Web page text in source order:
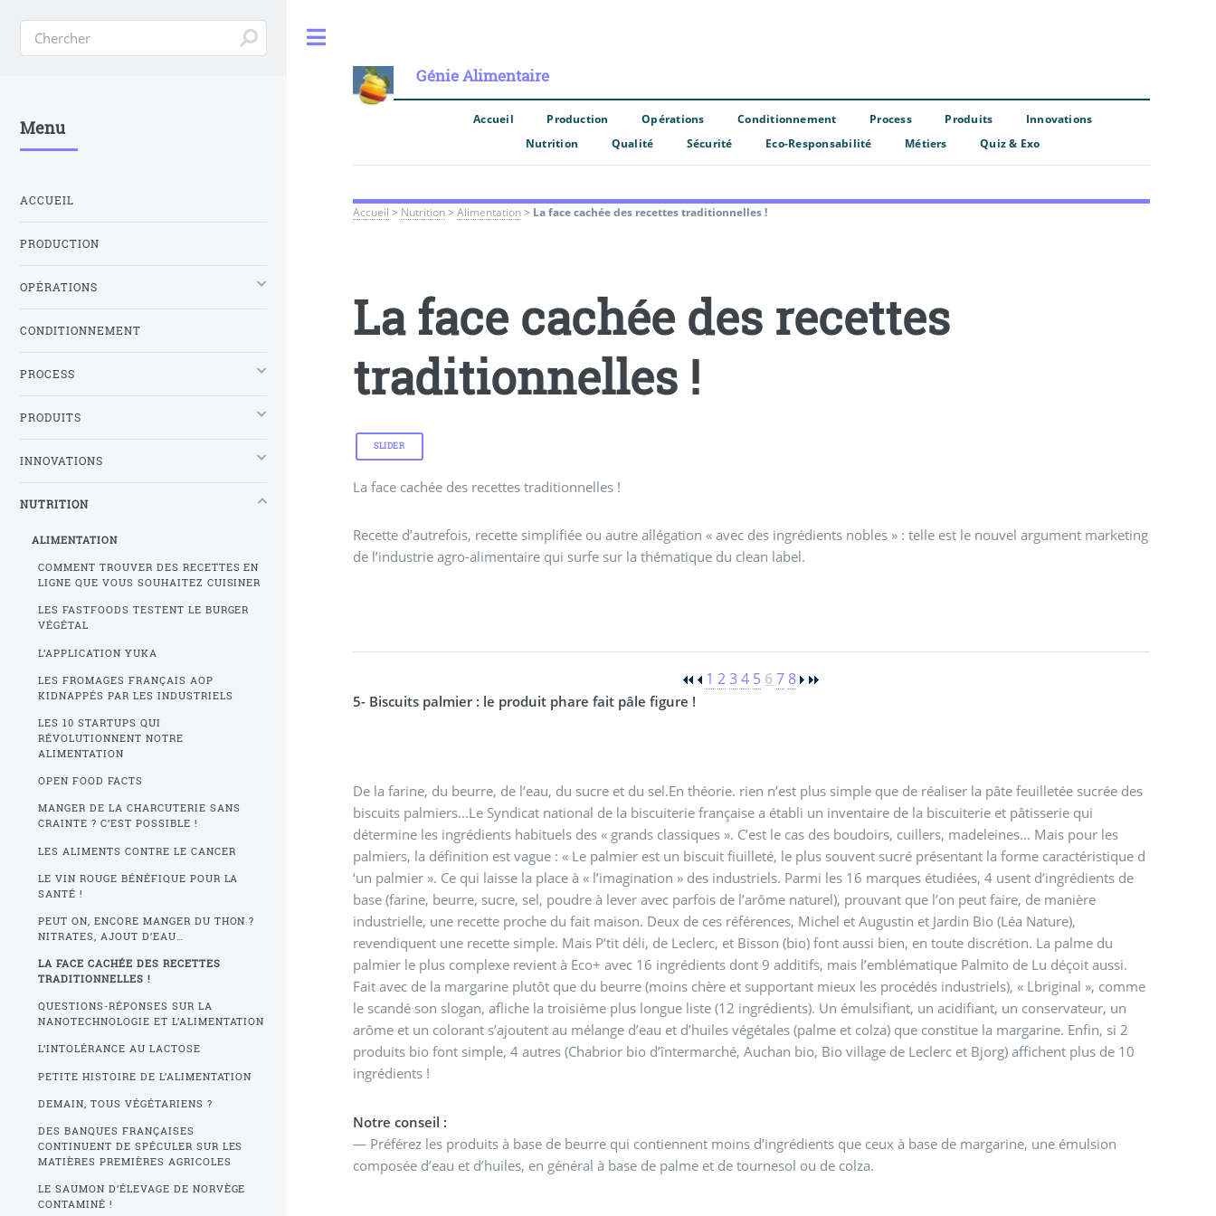
Génie Alimentaire
Accueil Production Opérations Conditionnement Process Produits
Innovations
Nutrition
Qualité Sécurité Eco-Responsabilité Métiers Quiz & Exo
Accueil > Nutrition>Alimentation> La face cachée des recettes traditionnelles !
La face cachée des recettes
traditionnelles !
SLIDER
La face cachée des recettes traditionnelles !
Recette d’autrefois, recette simplifiée ou autre allégation « avec des ingrédients nobles » : telle est le nouvel argument marketing
de l’industrie agro-alimentaire qui surfe sur la thématique du clean label.
1 234 5 67 8
5- Biscuits palmier : le produit phare fait pâle figure !
De la farine, du beurre, de l’eau, du sucre et du sel.En théorie. rien n’est plus simple que de réaliser la pâte feuilletée sucrée des
biscuits palmiers...Le Syndicat national de la biscuiterie française a établi un inventaire de la biscuiterie et pâtisserie qui
détermine les ingrédients habituels des « grands classiques ». C’est le cas des boudoirs, cuillers, madeleines... Mais pour les
palmiers, la déﬁnition est vague : « Le palmier est un biscuit ﬁuilleté, le plus souvent sucré présentant la forme caractéristique d
‘un palmier ». Ce qui laisse la place à « l’imagination » des industriels. Parmi les 16 marques étudiées, 4 usent d’ingrédients de
base (farine, beurre, sucre, sel, poudre à lever avec parfois de l’arôme naturel), prouvant que l’on peut faire, de manière
industrielle, une recette proche du fait maison. Deux de ces références, Michel et Augustin et Jardin Bio (Léa Nature),
revendiquent une recette simple. Mais P’tit déli, de Leclerc, et Bisson (bio) font aussi bien, en toute discrétion. La palme du
palmier le plus complexe revient à Eco+ avec 16 ingrédients dont 9 additifs, mais l’emblématique Palmito de Lu déçoit aussi.
Fait avec de la margarine plutôt que du beurre (moins chère et supportant mieux les procédés industriels), « Lbriginal », comme
le scandé son slogan, aﬂiche la troisième plus longue liste (12 ingrédients). Un émulsiﬁant, un acidiﬁant, un conservateur, un
arôme et un colorant s’ajoutent au mélange d’eau et d’huiles végétales (palme et colza) que constitue la margarine. Enﬁn, si 2
produits bio font simple, 4 autres (Chabrior bio d’întermarché, Auchan bio, Bio village de Leclerc et Bjorg) afﬁchent plus de 10
ingrédients !
Notre conseil :
— Préférez les produits à base de beurre qui contiennent moins d’ingrédients que ceux à base de margarine, une émulsion
composée d’eau et d’huiles, en général à base de palme et de tournesol ou de colza.
Menu
ACCUEIL
PRODUCTION
OPÉRATIONS
CONDITIONNEMENT
PROCESS
PRODUITS
INNOVATIONS
NUTRITION
ALIMENTATION
COMMENT TROUVER DES RECETTES EN
LIGNE QUE VOUS SOUHAITEZ CUISINER
LES FASTFOODS TESTENT LE BURGER
VÉGÉTAL
L’APPLICATION YUKA
LES FROMAGES FRANÇAIS AOP
KIDNAPPÉS PAR LES INDUSTRIELS
LES 10 STARTUPS QUI
RÉVOLUTIONNENT NOTRE
ALIMENTATION
OPEN FOOD FACTS
MANGER DE LA CHARCUTERIE SANS
CRAINTE ? C’EST POSSIBLE !
LES ALIMENTS CONTRE LE CANCER
LE VIN ROUGE BÉNÉFIQUE POUR LA
SANTÉ !
PEUT ON, ENCORE MANGER DU THON ?
NITRATES, AJOUT D’EAU…
LA FACE CACHÉE DES RECETTES
TRADITIONNELLES !
QUESTIONS-RÉPONSES SUR LA
NANOTECHNOLOGIE ET L’ALIMENTATION
L’INTOLÉRANCE AU LACTOSE
PETITE HISTOIRE DE L’ALIMENTATION
DEMAIN, TOUS VÉGÉTARIENS ?
DES BANQUES FRANÇAISES
CONTINUENT DE SPÉCULER SUR LES
MATIÈRES PREMIÈRES AGRICOLES
LE SAUMON D’ÉLEVAGE DE NORVÈGE
CONTAMINÉ !